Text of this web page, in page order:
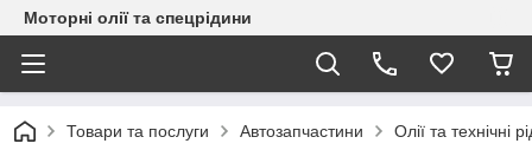
Моторні олії та спецрідини
Товари та послуги Автозапчастини Олії та технічні